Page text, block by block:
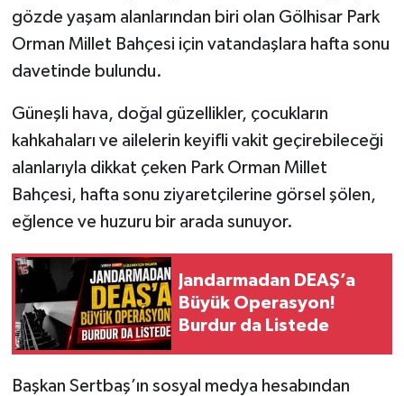
gözde yaşam alanlarından biri olan Gölhisar Park
Orman Millet Bahçesi için vatandaşlara hafta sonu
davetinde bulundu.
Güneşli hava, doğal güzellikler, çocukların
kahkahaları ve ailelerin keyifli vakit geçirebileceği
alanlarıyla dikkat çeken Park Orman Millet
Bahçesi, hafta sonu ziyaretçilerine görsel şölen,
eğlence ve huzuru bir arada sunuyor.
Jandarmadan DEAŞ’a
Büyük Operasyon!
Burdur da Listede
Başkan Sertbaş’ın sosyal medya hesabından